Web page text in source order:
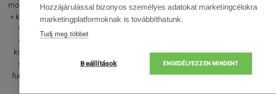
motor, 6,7 literes rozsdamentes acél tál
+ kisebb 3,5 literes tál fedővel, Beépített
vákuumozó dobozzal és zacskó
csatlakozással, Beépített digitális
konyhai mérleg TARE funkcióval, 12
sebesség LED kijelzővel és PULSE
funkcióval, Nagy, teljes fém szerkezet
Rozsdamentes acél tál 5 l-es
Hozzájárulással bizonyos személyes adatokat marketingcélokra
marketingplatformoknak is továbbíthatunk.
Tudj meg többet
Beállítások ENGEDÉLYEZZEN MINDENT